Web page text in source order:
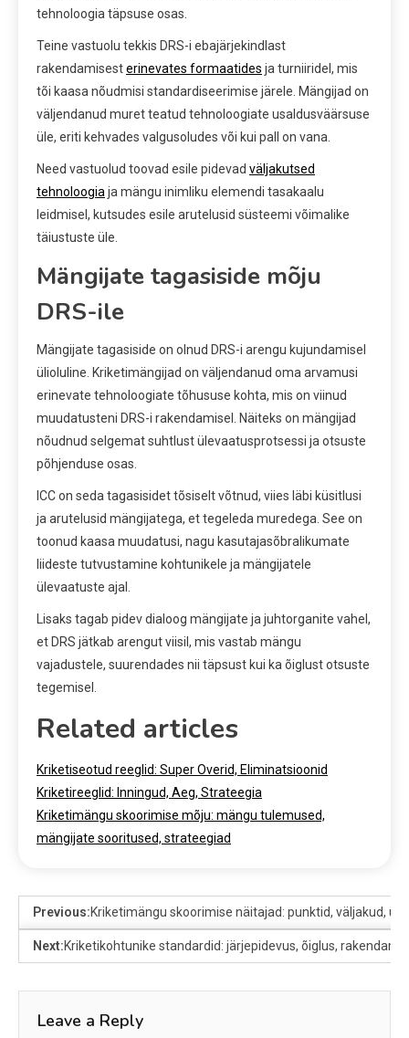
tehnoloogia täpsuse osas.
Teine vastuolu tekkis DRS-i ebajärjekindlast
rakendamisesterinevates formaatides ja turniiridel, mis
tõi kaasa nõudmisi standardiseerimise järele. Mängijad on
väljendanud muret teatud tehnoloogiate usaldusväärsuse
üle, eriti kehvades valgusoludes või kui pall on vana.
Need vastuolud toovad esile pidevad väljakutsed
tehnoloogiaja mängu inimliku elemendi tasakaalu
leidmisel, kutsudes esile arutelusid süsteemi võimalike
täiustuste üle.
Mängijate tagasiside mõju
DRS-ile
Mängijate tagasiside on olnud DRS-i arengu kujundamisel
ülioluline. Kriketimängijad on väljendanud oma arvamusi
erinevate tehnoloogiate tõhususe kohta, mis on viinud
muudatusteni DRS-i rakendamisel. Näiteks on mängijad
nõudnud selgemat suhtlust ülevaatusprotsessi ja otsuste
põhjenduse osas.
ICC on seda tagasisidet tõsiselt võtnud, viies läbi küsitlusi
ja arutelusid mängijatega, et tegeleda muredega. See on
toonud kaasa muudatusi, nagu kasutajasõbralikumate
liideste tutvustamine kohtunikele ja mängijatele
ülevaatuste ajal.
Lisaks tagab pidev dialoog mängijate ja juhtorganite vahel,
et DRS jätkab arengut viisil, mis vastab mängu
vajadustele, suurendades nii täpsust kui ka õiglust otsuste
tegemisel.
Related articles
Kriketiseotud reeglid: Super Overid, Eliminatsioonid
Kriketireeglid: Inningud, Aeg, Strateegia
Kriketimängu skoorimise mõju: mängu tulemused,
mängijate sooritused, strateegiad
Previous:Kriketimängu skoorimise näitajad: punktid, väljakud,
Next:Kriketikohtunike standardid: järjepidevus, õiglus,
Leave a Reply